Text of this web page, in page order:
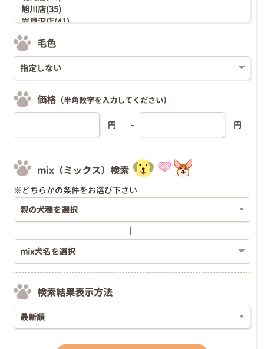
毛色
価格 （半角数字を入力してください）
円 円
mix（ミックス）検索
※どちらかの条件をお選び下さい
検索結果表示方法